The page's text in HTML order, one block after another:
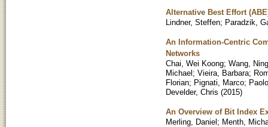
Alternative Best Effort
Lindner, Steffen; Paradzik,
An Information-Centric
Networks
Chai, Wei Koong; Wang, Ning
Michael; Vieira, Barbara;
Florian; Pignati, Marco;
Develder, Chris (2015)
An Overview of Bit Index
Merling, Daniel; Menth,